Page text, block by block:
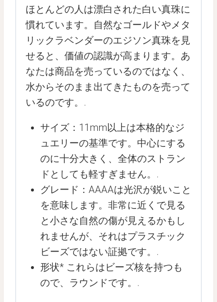
ほとんどの人は漂白された白い真珠に
慣れています。自然なゴールドやメタ
リックラベンダーのエジソン真珠を見
せると、価値の認識が高まります。あ
なたは商品を売っているのではなく、
水からそのまま出てきたものを売って
いるのです。.
サイズ：11mm以上は本格的なジ
ュエリーの基準です。中心にする
のに十分大きく、全体のストラン
ドとしても軽すぎません。.
グレード：AAAAは光沢が鋭いこと
を意味します。非常に近くで見る
と小さな自然の傷が見えるかもし
れませんが、それはプラスチック
ビーズではない証拠です。.
形状* これらはビーズ核を持つも
ので、ラウンドです。.